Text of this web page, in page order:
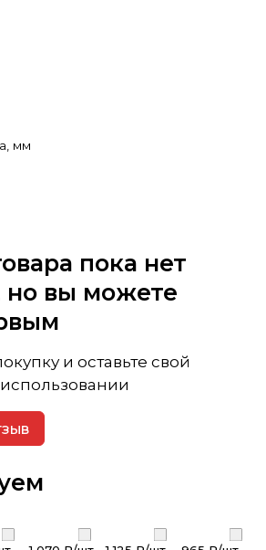
мм
пока нет
но вы можете
и оставьте свой